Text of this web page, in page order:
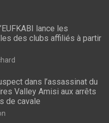
lance les
des clubs affiliés à partir
dans l’assassinat du
Valley Amisi aux arrêts
de cavale